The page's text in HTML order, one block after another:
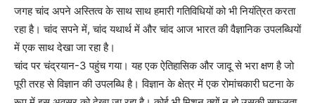
जगह चांद अपने अस्तित्व के साथ साथ हमारी गतिविधियों को भी नियंत्रित करता
रहा है। चांद सपने में, चांद यथार्थ में और चांद आज भारत की वैज्ञानिक उपलब्धियों
में एक साथ देखा जा रहा है।
चांद पर चंद्रयान-3 पहुंच गया। यह एक ऐतिहासिक और जादू से भरा क्षण है जो
पूरी तरह से विज्ञान की उपलब्धि है। विज्ञान के क्षेत्र में एक रोमांचकारी घटना के